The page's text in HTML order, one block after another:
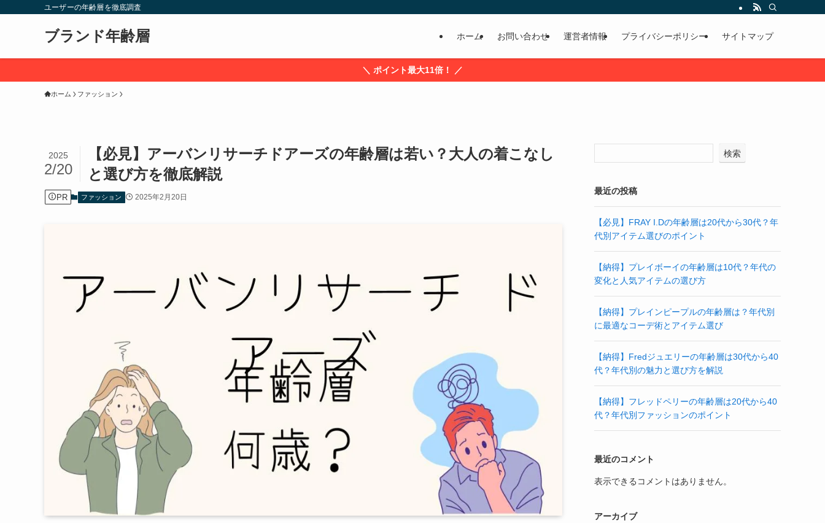
ユーザーの年齢層を徹底調査
ブランド年齢層 ホーム お問い合わせ 運営者情報 プライバシーポリシー サイトマップ
＼ ポイント最大11倍！ ／
ホーム ファッション
【必見】アーバンリサーチドアーズの年齢層は若い？大人の着こなし
と選び方を徹底解説
2025
2/20
PR ファッション 2025年2月20日
検索
最近の投稿
【必見】FRAY I.Dの年齢層は20代から30代？年
代別アイテム選びのポイント
【納得】プレイボーイの年齢層は10代？年代の
変化と人気アイテムの選び方
【納得】プレインピープルの年齢層は？年代別
に最適なコーデ術とアイテム選び
【納得】Fredジュエリーの年齢層は30代から40
代？年代別の魅力と選び方を解説
【納得】フレッドペリーの年齢層は20代から40
代？年代別ファッションのポイント
最近のコメント
表示できるコメントはありません。
アーカイブ